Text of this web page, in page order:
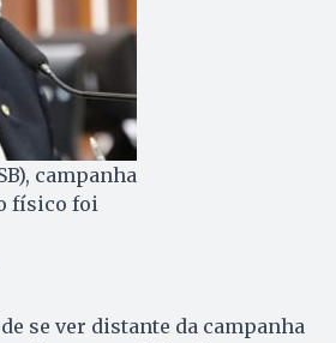
campanha
físico foi
se ver distante da campanha